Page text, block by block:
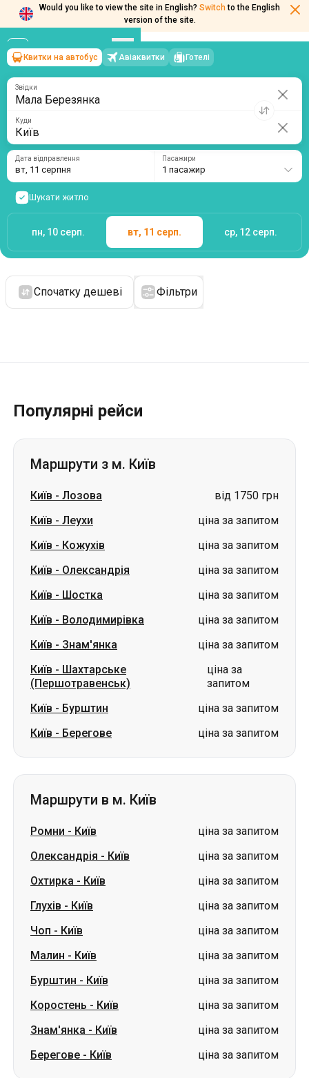
Would you like to view the site in English? Switch to the English
version of the site.
Мала Березянка →Київ
вт, 11 серпня/1 пасажир
Квитки на автобус Авіаквитки Готелі
Звідки
Куди
Дата відправлення
вт, 11 серпня
Пасажири
1 пасажир
Шукати житло
пн, 10 серп. вт, 11 серп. ср, 12 серп.
Спочатку дешеві Фільтри
Популярні рейси
Маршрути з м. Київ
Київ - Лозова
від 1750 грн
Київ - Леухи
ціна за запитом
Київ - Кожухів
ціна за запитом
Київ - Олександрія
ціна за запитом
Київ - Шостка
ціна за запитом
Київ - Володимирівка
ціна за запитом
Київ - Знам'янка
ціна за запитом
Київ - Шахтарське
(Першотравенськ)
ціна за
запитом
Київ - Бурштин
ціна за запитом
Київ - Берегове ціна за запитом
Маршрути в м. Київ
Ромни - Київ
ціна за запитом
Олександрія - Київ
ціна за запитом
Охтирка - Київ
ціна за запитом
Глухів - Київ
ціна за запитом
Чоп - Київ
ціна за запитом
Малин - Київ
ціна за запитом
Бурштин - Київ
ціна за запитом
Коростень - Київ
ціна за запитом
Знам'янка - Київ
ціна за запитом
Берегове - Київ ціна за запитом